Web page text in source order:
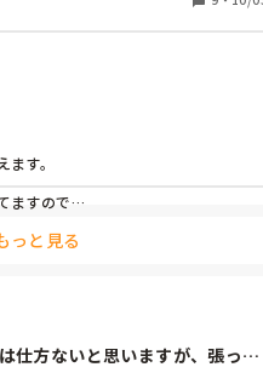
す。
ますので
様に😑🙏‼️
っと見る
仕方ないと思いますが、張って